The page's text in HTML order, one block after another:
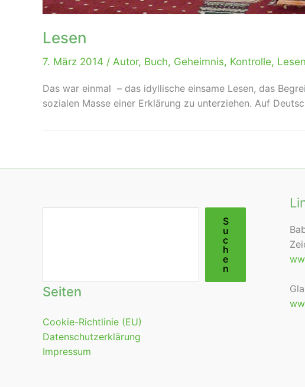
Lesen
7. März 2014 / Autor, Buch, Geheimnis, Kontrolle, Lesen
Das war einmal – das idyllische einsame Lesen, das
sozialen Masse einer Erklärung zu unterziehen. Auf
S
u
c
h
e
n
Seiten
Cookie-Richtlinie (EU)
Datenschutzerklärung
Impressum